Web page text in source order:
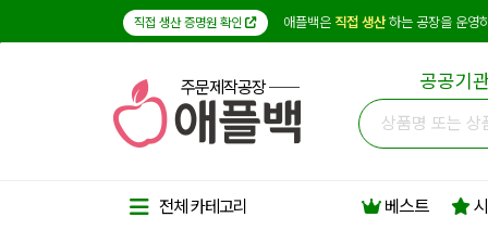
직접 생산 증명원 확인 애플백은 직접 생산하는 공장을 운영
주문제작공장 공공기
전체 카테고리 베스트